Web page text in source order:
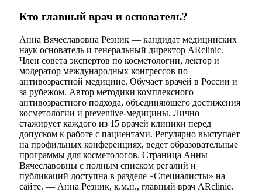
Кто главный врач и основатель?
Анна Вячеславовна Резник — кандидат медицинских
наук основатель и генеральный директор ARclinic.
Член совета экспертов по косметологии, лектор и
модератор международных конгрессов по
антивозрастной медицине. Обучает врачей в России и
за рубежом. Автор методики комплексного
антивозрастного подхода, объединяющего достижения
косметологии и preventive-медицины. Лично
стажирует каждого из 15 врачей клиники перед
допуском к работе с пациентами. Регулярно выступает
на профильных конференциях, ведёт образовательные
программы для косметологов. Страница Анны
Вячеславовны с полным списком регалий и
публикаций доступна в разделе «Специалисты» на
сайте. — Анна Резник, к.м.н., главный врач ARclinic.